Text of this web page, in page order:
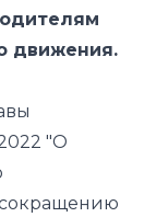
движения.
"О
сокращению